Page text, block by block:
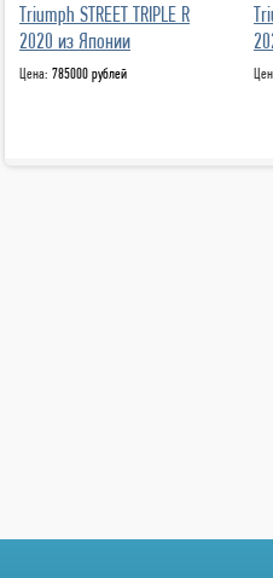
Triumph STREET TRIPLE R
2020 из Японии
Цена: 785000 рублей